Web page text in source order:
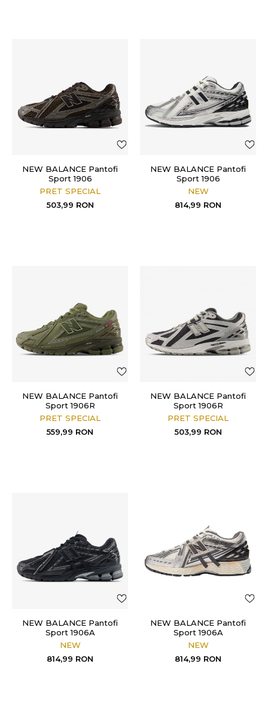
NEW BALANCE Pantofi
Sport 1906
PRET SPECIAL
503,99 RON
NEW BALANCE Pantofi
Sport 1906
NEW
814,99 RON
NEW BALANCE Pantofi
Sport 1906R
PRET SPECIAL
559,99 RON
NEW BALANCE Pantofi
Sport 1906R
PRET SPECIAL
503,99 RON
NEW BALANCE Pantofi
Sport 1906A
NEW
814,99 RON
NEW BALANCE Pantofi
Sport 1906A
NEW
814,99 RON